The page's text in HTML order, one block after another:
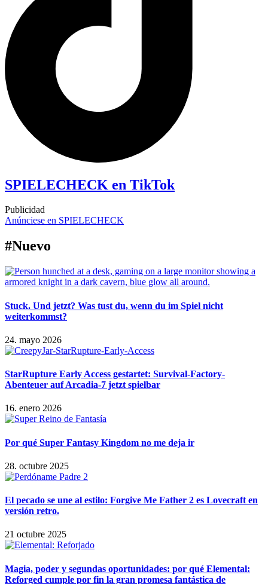
SPIELECHECK en TikTok
Publicidad
Anúnciese en SPIELECHECK
#Nuevo
Stuck. Und jetzt? Was tust du, wenn du im Spiel nicht
weiterkommst?
24. mayo 2026
StarRupture Early Access gestartet: Survival-Factory-
Abenteuer auf Arcadia-7 jetzt spielbar
16. enero 2026
Por qué Super Fantasy Kingdom no me deja ir
28. octubre 2025
El pecado se une al estilo: Forgive Me Father 2 es Lovecraft en
versión retro.
21 octubre 2025
Magia, poder y segundas oportunidades: por qué Elemental:
Reforged cumple por fin la gran promesa fantástica de